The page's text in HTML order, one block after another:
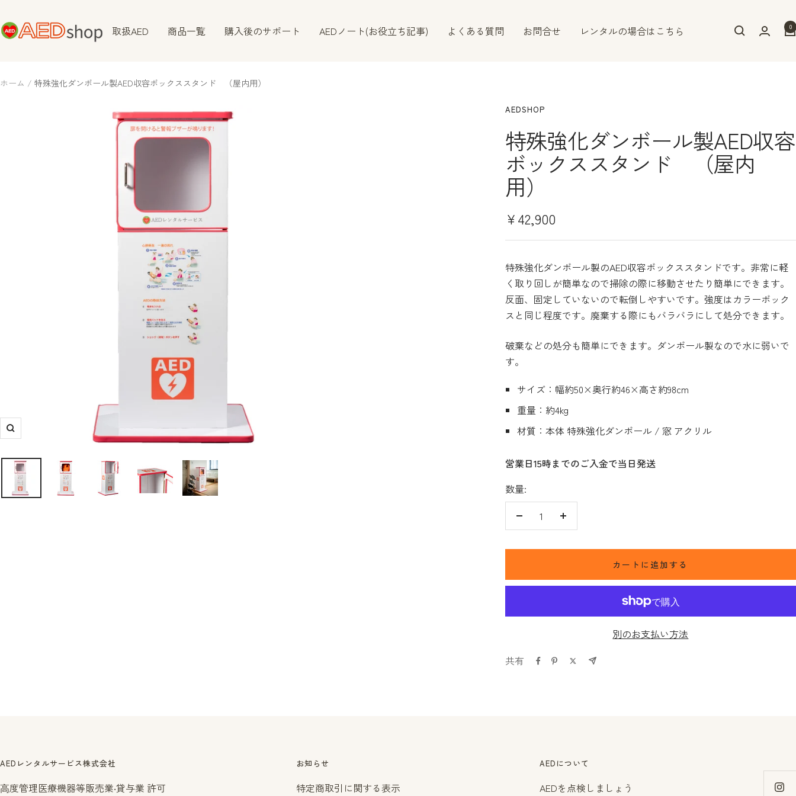
ン
テ
へ
取扱AED 商品一覧 購入後のサポート AEDノート(お役立ち記事) よくある質問 お問合せ レンタルの場合はこちら
AEDshop 0
ホーム 特殊強化ダンボール製AED収容ボックススタンド （屋内用）
ズ
ム
イ
ン
AEDSHOP
特殊強化ダンボール製AED収容
ボックススタンド （屋内
用）
セ
ー
ル
価
格
¥42,900
特殊強化ダンボール製のAED収容ボックススタンドです。非常に軽
く取り回しが簡単なので掃除の際に移動させたり簡単にできます。
反面、固定していないので転倒しやすいです。強度はカラーボック
スと同じ程度です。廃棄する際にもバラバラにして処分できます。
破棄などの処分も簡単にできます。ダンボール製なので水に弱いで
す。
サイズ：幅約50×奥行約46×高さ約98cm
重量：約4kg
材質：本体 特殊強化ダンボール / 窓 アクリル
営業日15時までのご入金で当日発送
数量:
ら
数
や
カートに追加する
別のお支払い方法
共有
AEDレンタルサービス株式会社
⾼度管理医療機器等販売業‧貸与業 許可
お知らせ
特定商取引に関する表示
AEDについて
AEDを点検しましょう